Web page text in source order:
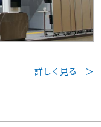
詳しく見る ＞